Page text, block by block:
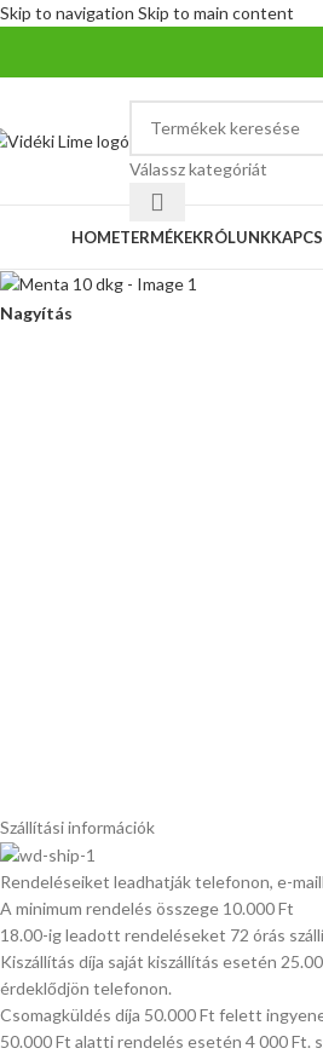
Skip to navigation Skip to main content
Válassz kategóriát
HOMETERMÉKEKRÓLUNK
Nagyítás
Szállítási információk
Rendeléseiket leadhatják telefonon, e-
A minimum rendelés összege 10.000 Ft
18.00-ig leadott rendeléseket 72 órás
Kiszállítás díja saját kiszállítás esetén
érdeklődjön telefonon.
Csomagküldés díja 50.000 Ft felett
50.000 Ft alatti rendelés esetén 4 000 Ft.